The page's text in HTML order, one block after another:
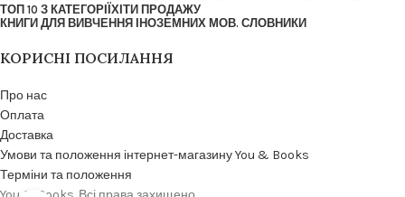
ТОП 10 З КАТЕГОРІЇ ХІТИ ПРОДАЖУ
КНИГИ ДЛЯ ВИВЧЕННЯ ІНОЗЕМНИХ МОВ. СЛОВНИКИ
КОРИСНІ ПОСИЛАННЯ
Про нас
Оплата
Доставка
Умови та положення інтернет-магазину You & Books
Терміни та положення